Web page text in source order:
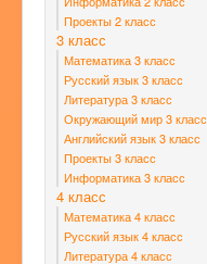
Проекты 2 класс
3 класс
Математика 3 класс
Русский язык 3 класс
Литература 3 класс
Окружающий мир 3 класс
Английский язык 3 класс
Проекты 3 класс
Информатика 3 класс
4 класс
Математика 4 класс
Русский язык 4 класс
Литература 4 класс